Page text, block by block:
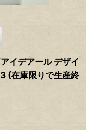
イデアール デザイ
(在庫限りで生産終